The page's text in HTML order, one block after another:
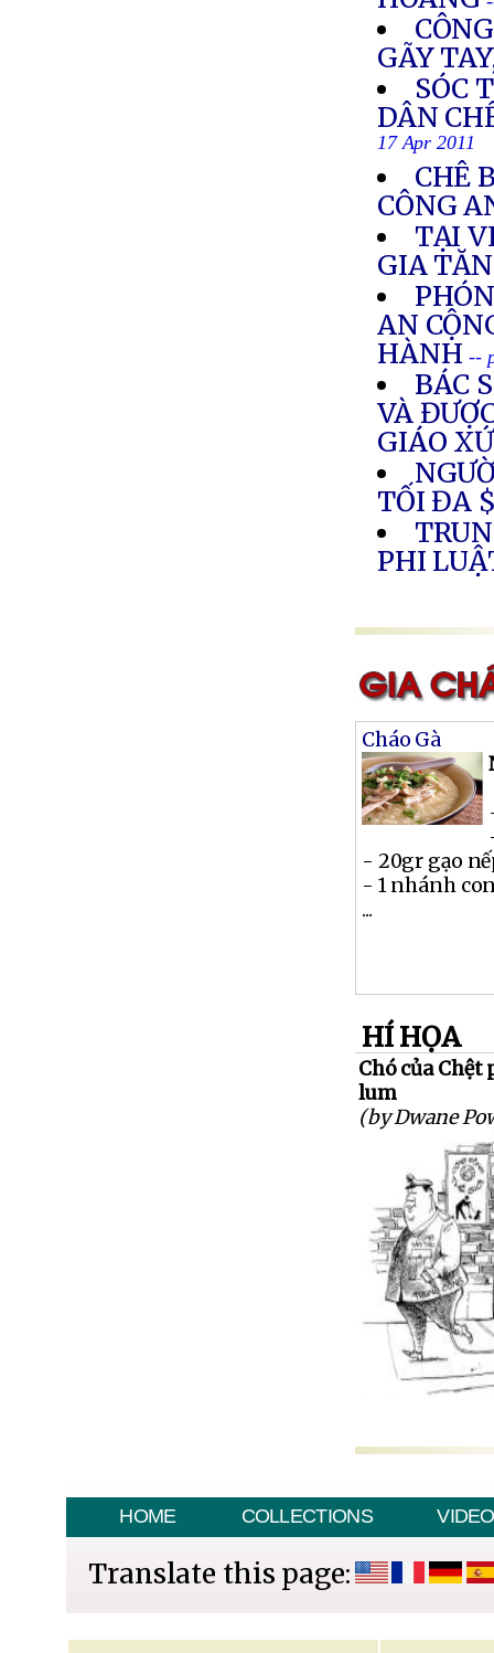
GÃY
SÓC
DÂN
17 Apr 2011
CHÊ
CÔNG
TẠI
GIA
AN
HÀNH --
BÁC
VÀ
GIÁO
TỐI ĐA
PHI
Cháo Gà
- 20gr gạo
- 1 nhánh
...
HÍ HỌA
Chó của
lum
(by Dwane
HOME COLLECTIONS VIDEO
Translate this page: